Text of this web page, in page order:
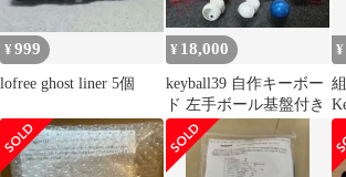
¥999
lofree ghost liner 5個
¥ 18,000
keyball39 自作キーボー
ド 左手ボール基盤付き
¥